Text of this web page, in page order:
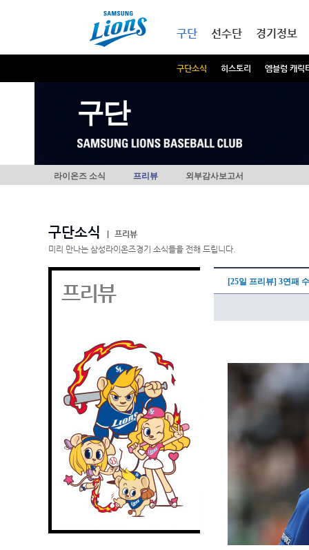
구단
구단소식 히스토리 엠블럼 캐릭
선수단 경기정보
구단
라이온즈 소식 프리뷰 외부감사보고서
구단소식
프리뷰
미리 만나는 삼성라이온즈경기 소식들을 전해 드립니다.
프리뷰 [25일 프리뷰] 3연패